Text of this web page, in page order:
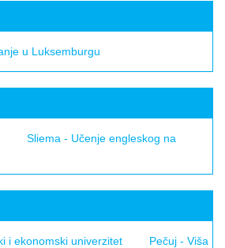
u Luksemburgu
Sliema - Učenje engleskog na
i ekonomski univerzitet
Pečuj - Viša